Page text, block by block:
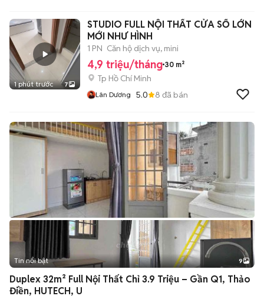
1 phút trước 7
STUDIO FULL NỘI THẤT CỬA SỔ LỚN
MỚI NHƯ HÌNH
1 PN Căn hộ dịch vụ, mini
4,9 triệu/tháng 30 m²
Tp Hồ Chí Minh
Lân Dương 5.0 8 đã bán
+2
Tin nổi bật 9
Duplex 32m² Full Nội Thất Chỉ 3.9 Triệu – Gần Q1, Thảo
Điền, HUTECH, U